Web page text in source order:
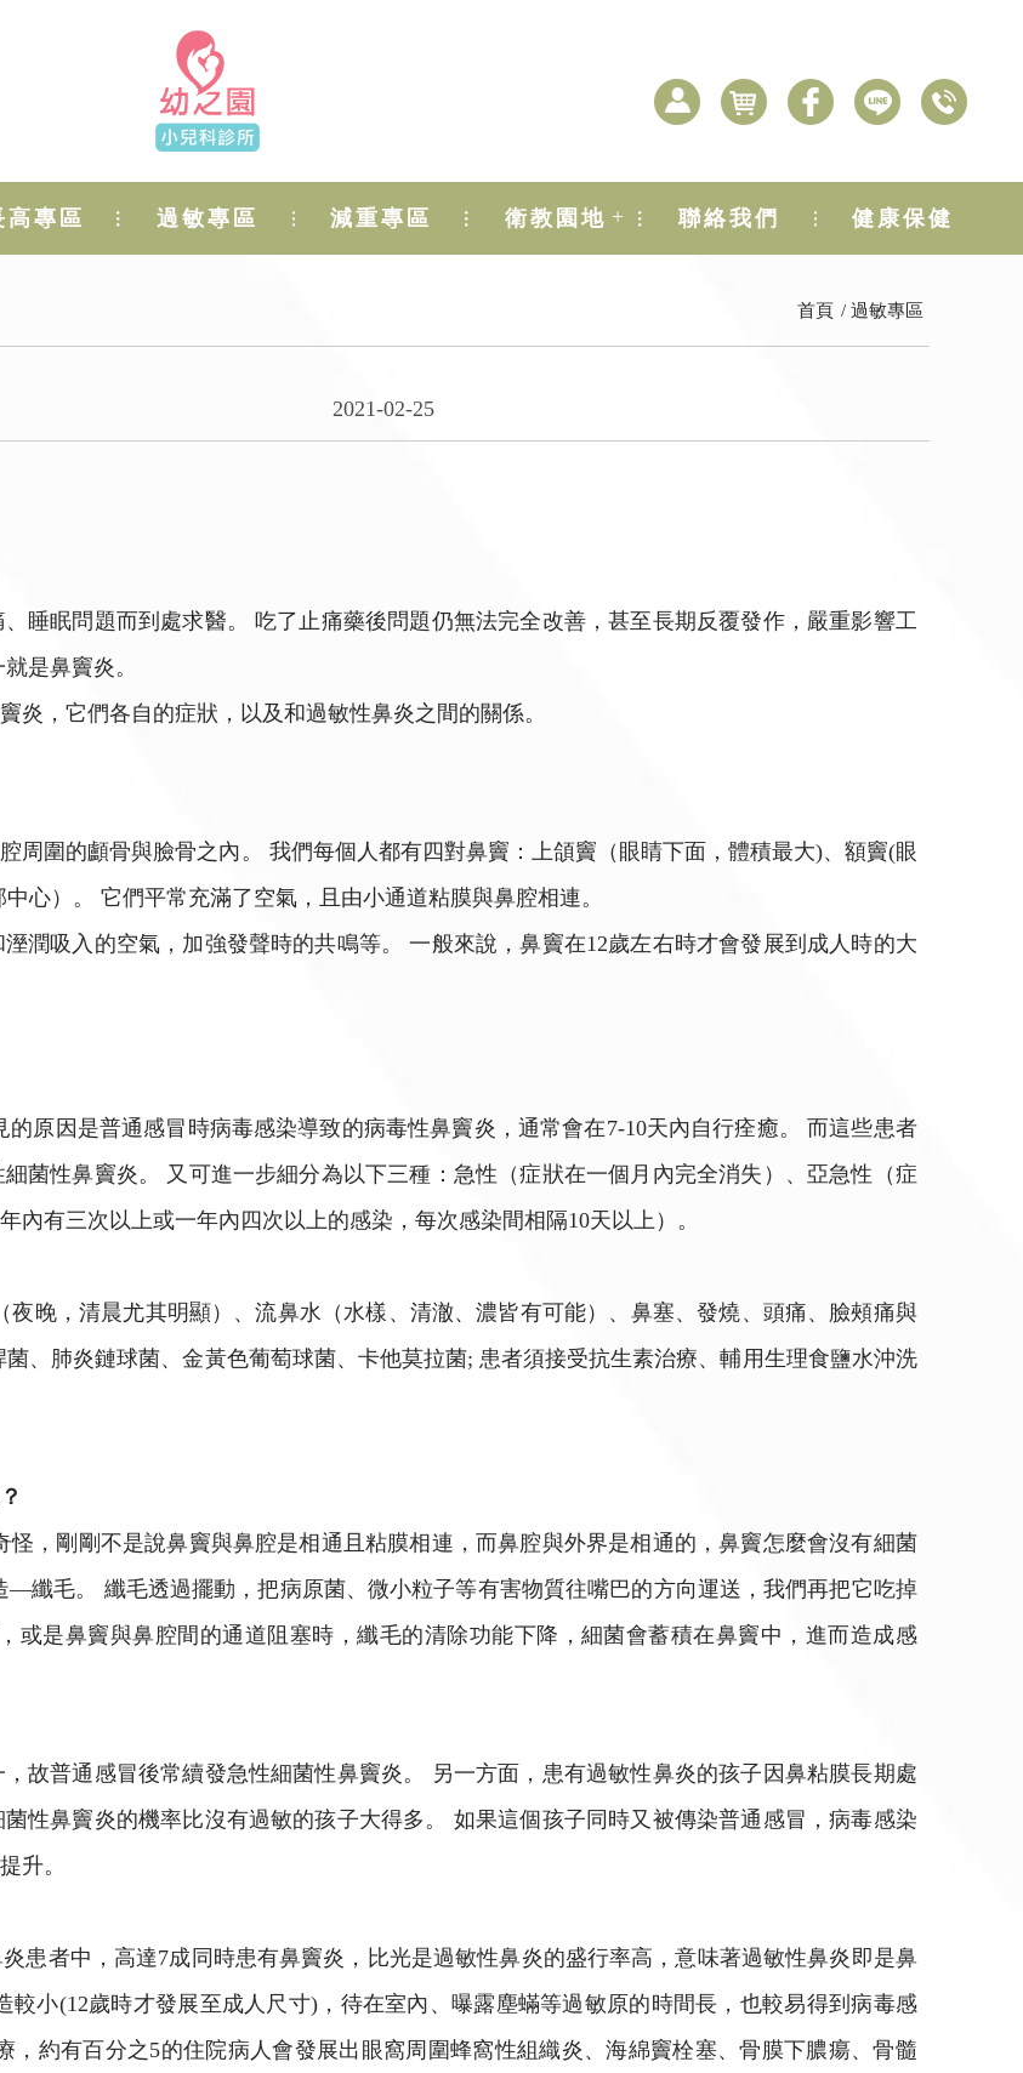
高專區 過敏專區 減重專區 衛教園地 + 聯絡我們 健康保健
首頁 過敏專區
2021-02-25
睡眠問題而到處求醫。 吃了止痛藥後問題仍無法完全改善，甚至長期反覆發作，嚴重影響工
是鼻竇炎。
，它們各自的症狀，以及和過敏性鼻炎之間的關係。
周圍的顱骨與臉骨之內。 我們每個人都有四對鼻竇：上頜竇（眼睛下面，體積最大)、額竇(眼
心）。 它們平常充滿了空氣，且由小通道粘膜與鼻腔相連。
潤吸入的空氣，加強發聲時的共鳴等。 一般來說，鼻竇在12歲左右時才會發展到成人時的大
原因是普通感冒時病毒感染導致的病毒性鼻竇炎，通常會在7-10天內自行痊癒。 而這些患者
菌性鼻竇炎。 又可進一步細分為以下三種：急性（症狀在一個月內完全消失）、亞急性（症
有三次以上或一年內四次以上的感染，每次感染間相隔10天以上）。
晚，清晨尤其明顯）、流鼻水（水樣、清澈、濃皆有可能）、鼻塞、發燒、頭痛、臉頰痛與
、肺炎鏈球菌、金黃色葡萄球菌、卡他莫拉菌; 患者須接受抗生素治療、輔用生理食鹽水沖洗
，剛剛不是說鼻竇與鼻腔是相通且粘膜相連，而鼻腔與外界是相通的，鼻竇怎麼會沒有細菌
纖毛。 纖毛透過擺動，把病原菌、微小粒子等有害物質往嘴巴的方向運送，我們再把它吃掉
或是鼻竇與鼻腔間的通道阻塞時，纖毛的清除功能下降，細菌會蓄積在鼻竇中，進而造成感
故普通感冒後常續發急性細菌性鼻竇炎。 另一方面，患有過敏性鼻炎的孩子因鼻粘膜長期處
性鼻竇炎的機率比沒有過敏的孩子大得多。 如果這個孩子同時又被傳染普通感冒，病毒感染
升。
患者中，高達7成同時患有鼻竇炎，比光是過敏性鼻炎的盛行率高，意味著過敏性鼻炎即是鼻
小(12歲時才發展至成人尺寸)，待在室內、曝露塵蟎等過敏原的時間長，也較易得到病毒感
約有百分之5的住院病人會發展出眼窩周圍蜂窩性組織炎、海綿竇栓塞、骨膜下膿瘍、骨髓